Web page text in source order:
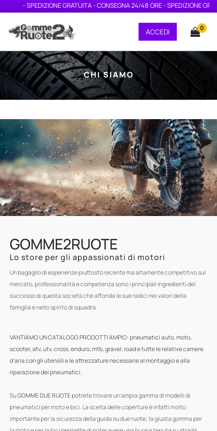
- SPEDIZIONE GRATUITA - CONSEGNA 24/48 ORE - SPEDIZIONE
ACCEDI 0
CHI SIAMO
GOMME2RUOTE
Lo store per gli appassionati di motori
Un bagaglio di esperienze piuttosto recente ma altamente competitivo sul
mercato, professionalità e competenza sono i principali ingredienti del
successo di questa società che affonda le sue radici nei valori della
famiglia e nello spirito di squadra.
VANTIAMO UN CATALOGO PRODOTTI AMPIO: pneumatici auto, moto,
scooter, atv, utv, cross, enduro, mtb, gravel, road e tutte le relative camere
d’aria con gli utensili e le attrezzature necessarie al montaggio e alla
riparazione dei pneumatici.
SuGOMME DUE RUOTEpotrete trovare un'ampia gamma di modelli di
pneumatici per moto e bici. La scelta delle coperture è infatti molto
importante per la sicurezza della guida su due ruote; la giusta gomma per